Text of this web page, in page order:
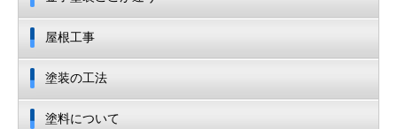
屋根工事
塗装の工法
塗料について